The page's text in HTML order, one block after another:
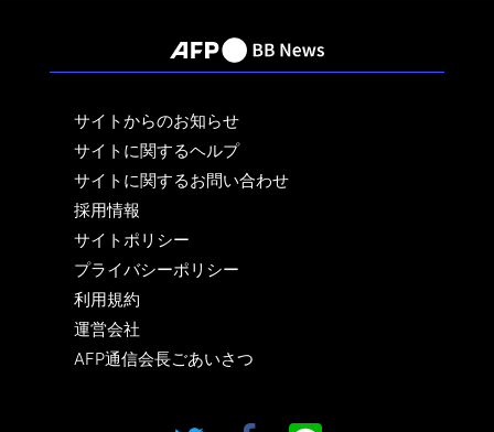
サイトからのお知らせ
サイトに関するヘルプ
サイトに関するお問い合わせ
採用情報
サイトポリシー
プライバシーポリシー
利用規約
運営会社
AFP通信会長ごあいさつ